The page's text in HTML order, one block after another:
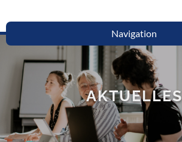
Navigation
AKTUELLES